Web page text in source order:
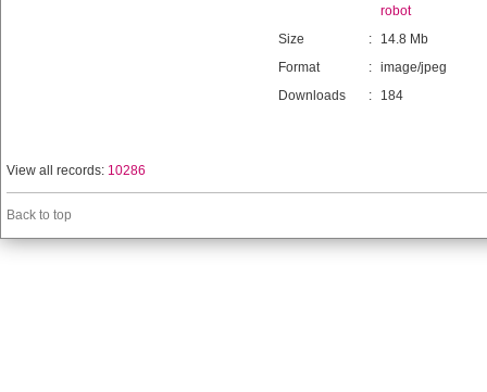
robot
Size
:
14.8 Mb
Format
: image/jpeg
Downloads
: 184
View all records: 10286
Back to top